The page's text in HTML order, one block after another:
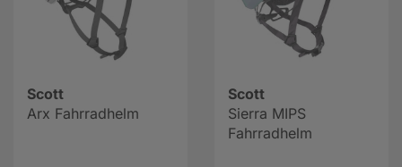
Scott
Arx Fahrradhelm
Scott
Sierra MIPS
Fahrradhelm